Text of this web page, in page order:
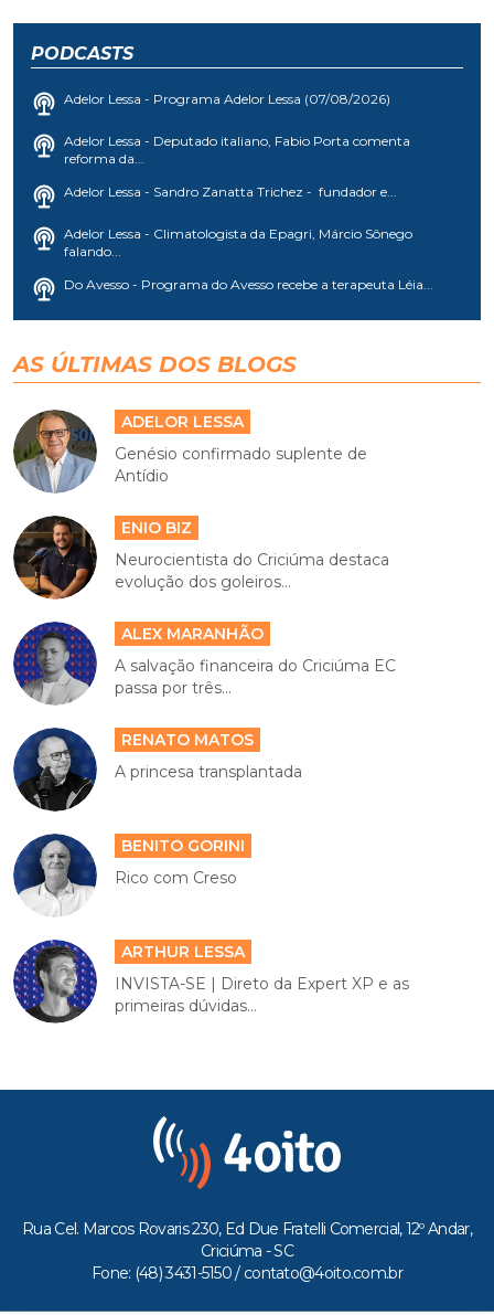
PODCASTS
Adelor Lessa - Programa Adelor Lessa (07/08/2026)
Adelor Lessa - Deputado italiano, Fabio Porta comenta
reforma da...
Adelor Lessa - Sandro Zanatta Trichez - fundador e...
Adelor Lessa - Climatologista da Epagri, Márcio Sônego
falando...
Do Avesso - Programa do Avesso recebe a terapeuta Léia...
AS ÚLTIMAS DOS BLOGS
ADELOR LESSA
Genésio confirmado suplente de
Antídio
ENIO BIZ
Neurocientista do Criciúma destaca
evolução dos goleiros...
ALEX MARANHÃO
A salvação financeira do Criciúma EC
passa por três...
RENATO MATOS
A princesa transplantada
BENITO GORINI
Rico com Creso
ARTHUR LESSA
INVISTA-SE | Direto da Expert XP e as
primeiras dúvidas...
Rua Cel. Marcos Rovaris 230, Ed Due Fratelli Comercial, 12º Andar,
Criciúma - SC
Fone: (48) 3431-5150 / contato@4oito.com.br